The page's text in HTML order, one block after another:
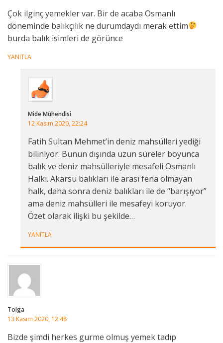
Çok ilginç yemekler var. Bir de acaba Osmanlı
döneminde balıkçılık ne durumdaydı merak ettim
burda balık isimleri de görünce
YANITLA
Mide Mühendisi
12 Kasım 2020, 22:24
Fatih Sultan Mehmet’in deniz mahsülleri yediği
biliniyor. Bunun dışında uzun süreler boyunca
balık ve deniz mahsülleriyle mesafeli Osmanlı
Halkı. Akarsu balıkları ile arası fena olmayan
halk, daha sonra deniz balıkları ile de “barışıyor”
ama deniz mahsülleri ile mesafeyi koruyor.
Özet olarak ilişki bu şekilde…
YANITLA
Tolga
13 Kasım 2020, 12:48
Bizde şimdi herkes gurme olmuş yemek tadıp